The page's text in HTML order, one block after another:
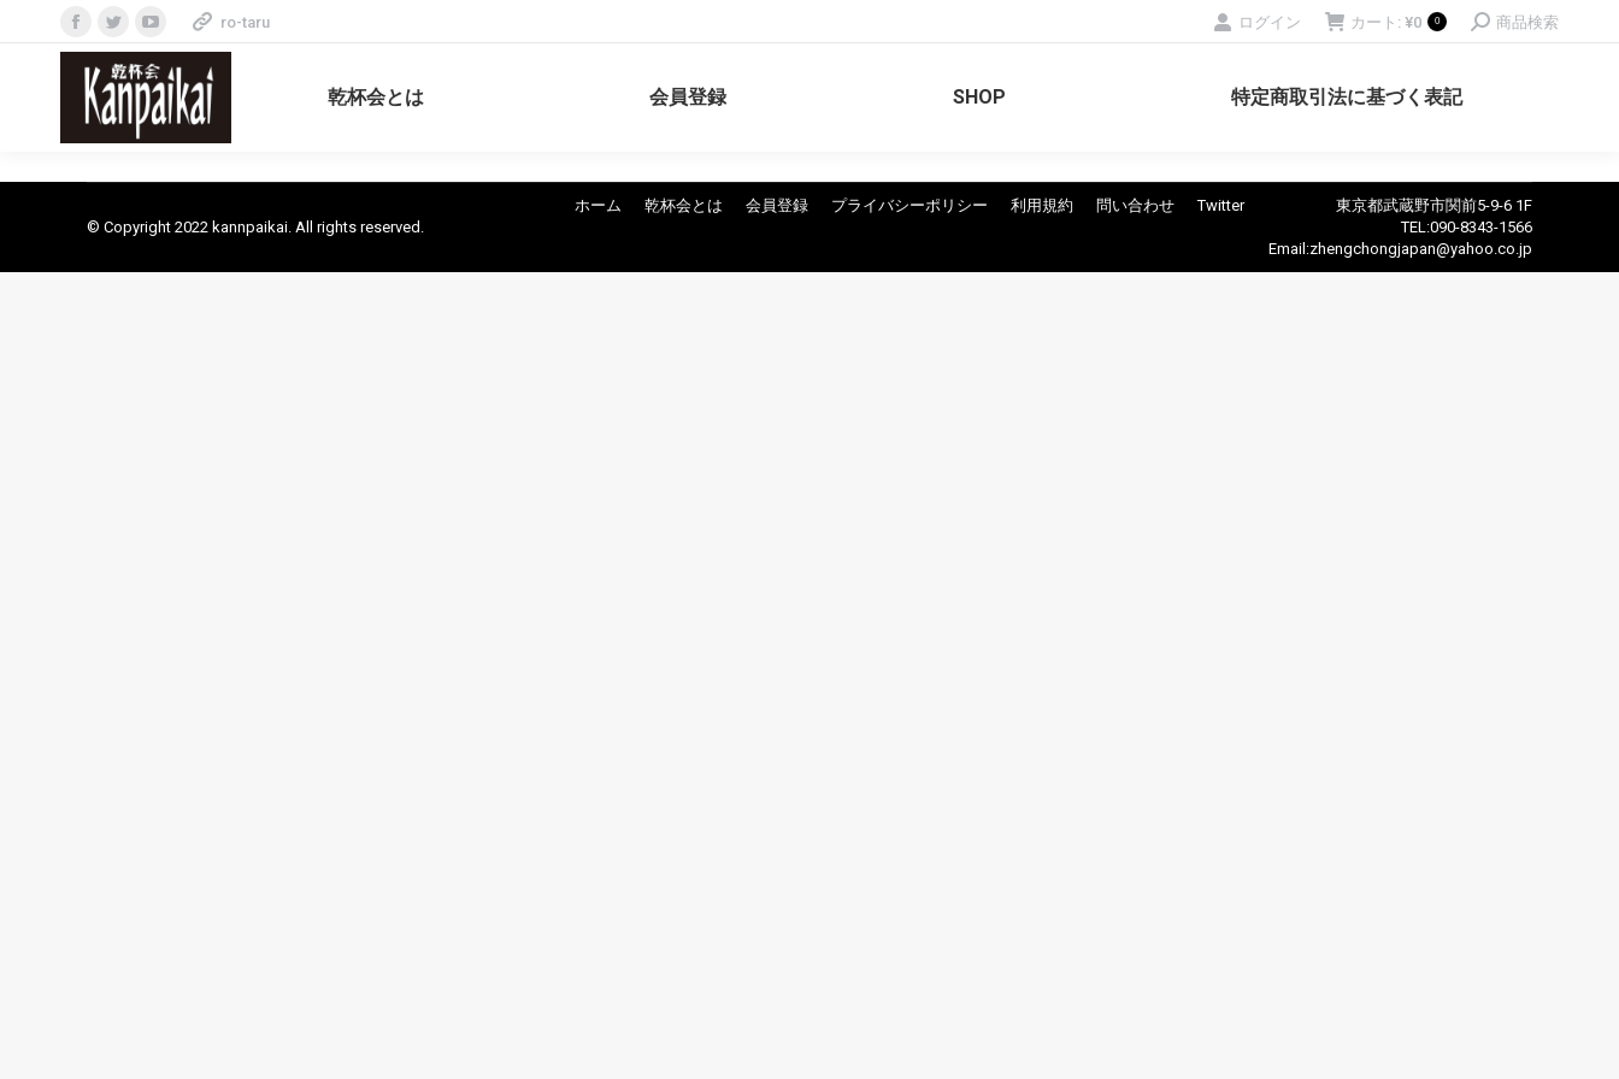
Facebook
page
opens
in
Twitter
page
opens
in
YouTube
page
opens
in
ro-taru ログイン カート: ¥0 0 Search:
商品検索
乾杯会とは 会員登録 SHOP 特定商取引法に基づく表記
© Copyright 2022 kannpaikai. All rights reserved.
ホーム 乾杯会とは 会員登録 プライバシーポリシー 利用規約 問い合わせ Twitter
東京都武蔵野市関前5-9-6 1F
TEL:090-8343-1566
Email:zhengchongjapan@yahoo.co.jp